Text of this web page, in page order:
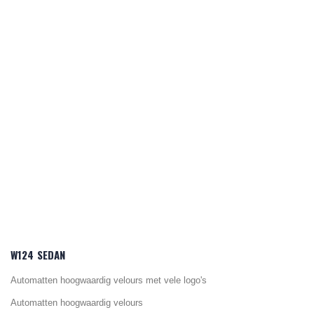
W124 SEDAN
Automatten hoogwaardig velours met vele logo's
Automatten hoogwaardig velours